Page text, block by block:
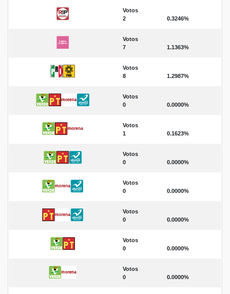
Votos
2
0.3246%
Votos
7
1.1363%
Votos
8
1.2987%
Votos
0
0.0000%
Votos
1
0.1623%
Votos
0
0.0000%
Votos
0
0.0000%
Votos
0
0.0000%
Votos
0
0.0000%
Votos
0
0.0000%